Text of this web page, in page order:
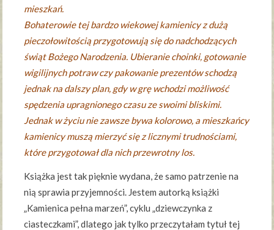
mieszkań.
Bohaterowie tej bardzo wiekowej kamienicy z dużą
pieczołowitością przygotowują się do nadchodzących
świąt Bożego Narodzenia. Ubieranie choinki, gotowanie
wigilijnych potraw czy pakowanie prezentów schodzą
jednak na dalszy plan, gdy w grę wchodzi możliwość
spędzenia upragnionego czasu ze swoimi bliskimi.
Jednak w życiu nie zawsze bywa kolorowo, a mieszkańcy
kamienicy muszą mierzyć się z licznymi trudnościami,
które przygotował dla nich przewrotny los.
Książka jest tak pięknie wydana, że samo patrzenie na
nią sprawia przyjemności. Jestem autorką książki
„Kamienica pełna marzeń”, cyklu „dziewczynka z
ciasteczkami”, dlatego jak tylko przeczytałam tytuł tej